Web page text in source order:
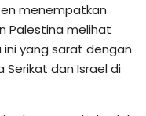
menempatkan
Palestina melihat
yang sarat dengan
Serikat dan Israel di